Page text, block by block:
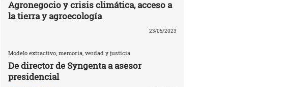
Agronegocio y crisis climática, acceso a
la tierra y agroecología
23/05/2023
Modelo extractivo, memoria, verdad y justicia
De director de Syngenta a asesor
presidencial